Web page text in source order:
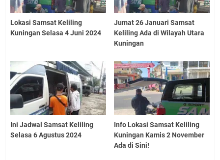
Lokasi Samsat Keliling
Kuningan Selasa 4 Juni 2024
Jumat 26 Januari Samsat
Keliling Ada di Wilayah Utara
Kuningan
Ini Jadwal Samsat Keliling
Selasa 6 Agustus 2024
Info Lokasi Samsat Keliling
Kuningan Kamis 2 November
Ada di Sini!